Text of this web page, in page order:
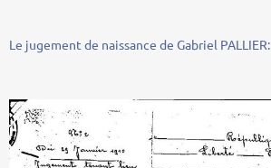
Le jugement de naissance de Gabriel PALLIER: